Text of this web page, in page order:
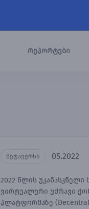
რეპორტები
მეტავერსი 05.2022
2022 წლის უკანასკნელი
ვირტუალური უძრავი
პლატფორმაზე